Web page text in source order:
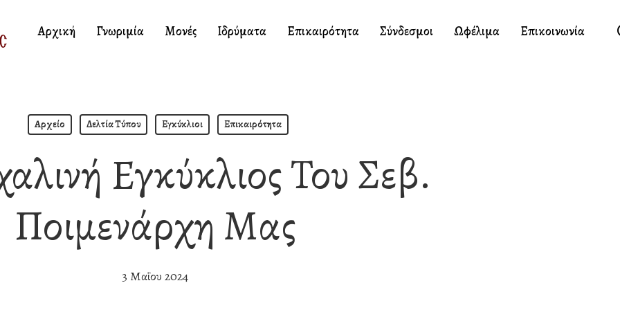
Αρχική Γνωριμία Μονές Ιδρύματα Επικαιρότητα Σύνδεσμοι Ωφέλιμα Επικοινωνία
Αρχείο Δελτία Τύπου Εγκύκλιοι Επικαιρότητα
Εγκύκλιος Του Σεβ.
Ποιμενάρχη Μας
3 Μαΐου 2024